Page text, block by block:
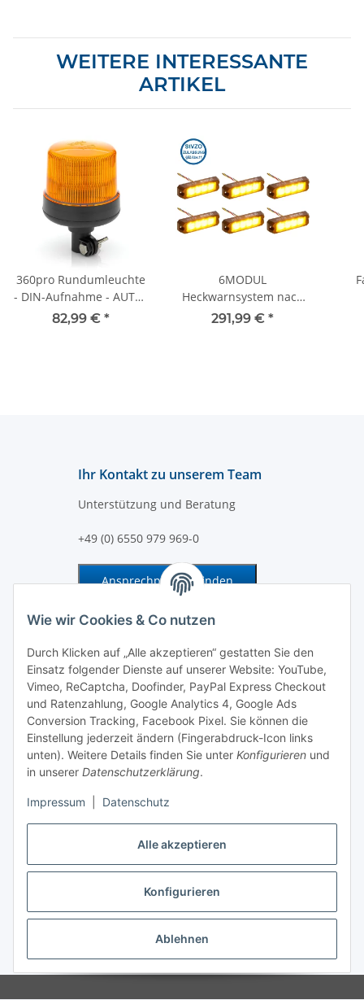
Alle akzeptieren
Konfigurieren
Ablehnen
Wie wir Cookies & Co nutzen
Durch Klicken auf „Alle akzeptieren“ gestatten Sie den
Einsatz folgender Dienste auf unserer Website: YouTube,
Vimeo, ReCaptcha, Doofinder, PayPal Express Checkout
und Ratenzahlung, Google Analytics 4, Google Ads
Conversion Tracking, Facebook Pixel. Sie können die
Einstellung jederzeit ändern (Fingerabdruck-Icon links
unten). Weitere Details finden Sie unter Konfigurieren und
in unserer Datenschutzerklärung.
Impressum Datenschutz
WEITERE INTERESSANTE
ARTIKEL
360pro Rundumleuchte
- DIN-Aufnahme - AUTO-
DIM - Synchronization -
82,99 € *
6MODUL
Heckwarnsystem nach
§52 Abs. 11 StVZO für
291,99 € *
Ihr Kontakt zu unserem Team
Unterstützung und Beratung
+49 (0) 6550 979 969-0
Ansprechpartner finden
Information und Service
Zahlung und Versand
Vertrag widerrufen
* Alle Preise zzgl. gesetzlicher USt., zzgl.Versand
Dieser Shop richtet sich ausschließlich an Behörden, Unternehmen und